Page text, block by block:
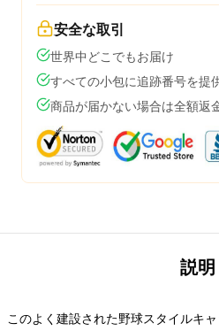
安全な取引
世界中どこでもお届け
すべての小包に追跡番号を提
商品が届かない場合は全額返
説明
このよく建設された野球スタイルキ